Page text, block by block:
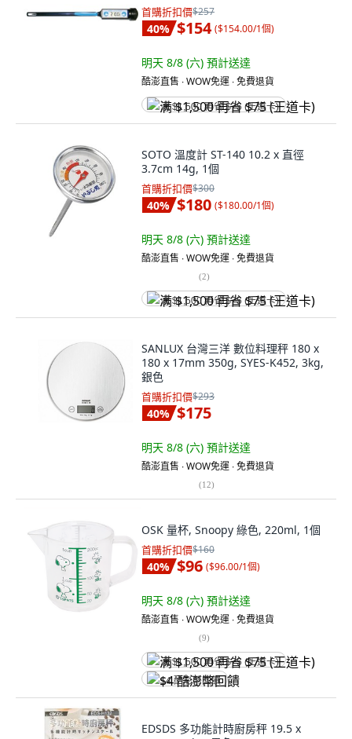
首購折扣價$257
40% $154 ($154.00/1個)
明天 8/8 (六) 預計送達
酷澎直售 ∙ WOW免運 ∙ 免費退貨
满 $1,500 再省 $75 (王道卡)
SOTO 溫度計 ST-140 10.2 x 直徑
3.7cm 14g, 1個
首購折扣價$300
40% $180 ($180.00/1個)
明天 8/8 (六) 預計送達
酷澎直售 ∙ WOW免運 ∙ 免費退貨
(2)
满 $1,500 再省 $75 (王道卡)
SANLUX 台灣三洋 數位料理秤 180 x
180 x 17mm 350g, SYES-K452, 3kg,
銀色
首購折扣價$293
40% $175
明天 8/8 (六) 預計送達
酷澎直售 ∙ WOW免運 ∙ 免費退貨
(12)
OSK 量杯, Snoopy 綠色, 220ml, 1個
首購折扣價$160
40% $96 ($96.00/1個)
明天 8/8 (六) 預計送達
酷澎直售 ∙ WOW免運 ∙ 免費退貨
(9)
满 $1,500 再省 $75 (王道卡)
$4 酷澎幣回饋
EDSDS 多功能計時廚房秤 19.5 x